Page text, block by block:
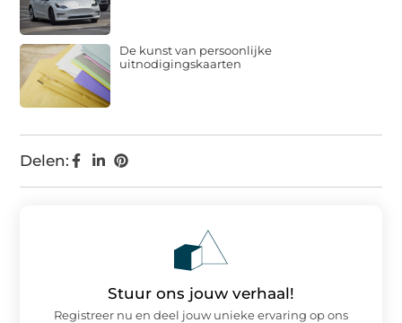
Delen:
De kunst van persoonlijke
uitnodigingskaarten
Stuur ons jouw verhaal!
Registreer nu en deel jouw unieke ervaring op ons